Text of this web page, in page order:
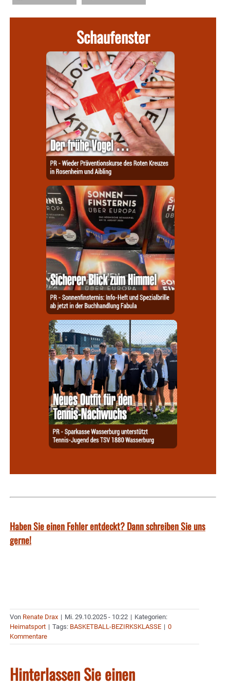
Schaufenster
Haben Sie einen Fehler entdeckt? Dann schreiben Sie uns
gerne!
Von Renate Drax | Mi. 29.10.2025 - 10:22 | Kategorien:
Heimatsport | Tags: BASKETBALL-BEZIRKSKLASSE | 0
Kommentare
Hinterlassen Sie einen